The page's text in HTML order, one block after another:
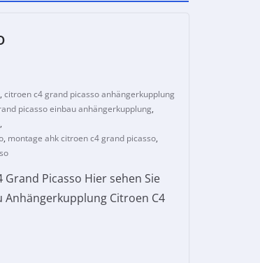
, citroen c4 grand picasso anhängerkupplung
picasso einbau anhängerkupplung,
,
, montage ahk citroen c4 grand picasso,
Picasso Hier sehen Sie
Anhängerkupplung Citroen C4